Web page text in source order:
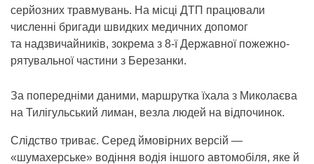
серйозних травмувань. На місці ДТП працювали
численні бригади швидких медичних допомог
та надзвичайників, зокрема з 8-ї Державної пожежно-
рятувальної частини з Березанки.
За попередніми даними, маршрутка їхала з Миколаєва
на Тилігульський лиман, везла людей на відпочинок.
Слідство триває. Серед ймовірних версій —
«шумахерське» водіння водія іншого автомобіля, яке й